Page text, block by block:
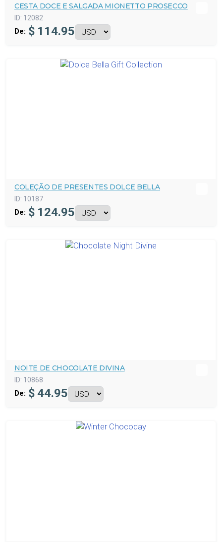
CESTA DOCE E SALGADA MIONETTO PROSECCO
ID: 12082
De: $ 114.95
COLEÇÃO DE PRESENTES DOLCE BELLA
ID: 10187
De: $ 124.95
NOITE DE CHOCOLATE DIVINA
ID: 10868
De: $ 44.95